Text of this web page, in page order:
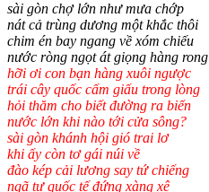
sài gòn chợ lớn như mưa chớp
nát cả trùng dương một khắc thôi
chim én bay ngang về xóm chiếu
nước ròng ngọt át giọng hàng rong
hỡi ơi con bạn hàng xuôi ngược
trái cây quốc cấm giấu trong lòng
hỏi thăm cho biết đường ra biển
nước lớn khi nào tới cửa sông?
sài gòn khánh hội gió trai lơ
khi ấy còn tơ gái núi về
đào kép cải lương say tứ chiếng
ngã tư quốc tế đứng xàng xê